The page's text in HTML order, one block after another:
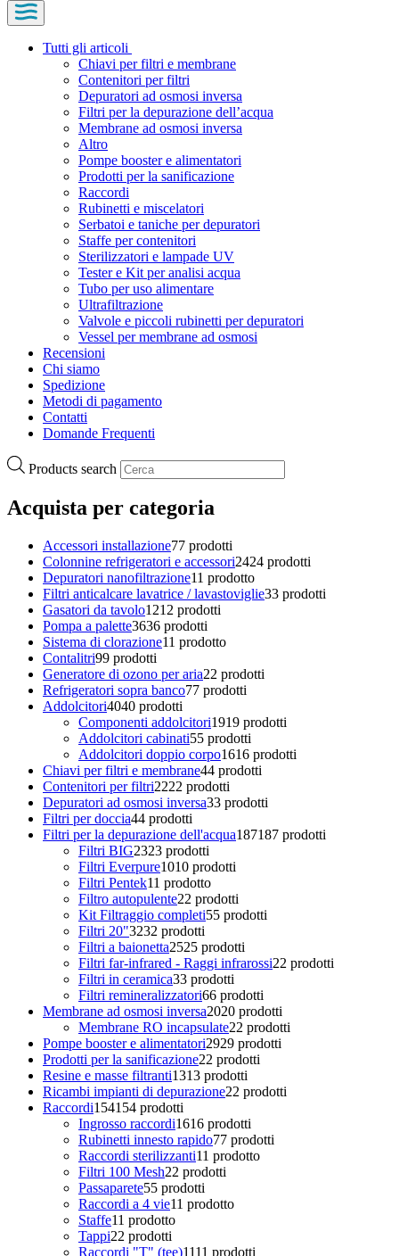
Tutti gli articoli
Chiavi per filtri e membrane
Contenitori per filtri
Depuratori ad osmosi inversa
Filtri per la depurazione dell’acqua
Membrane ad osmosi inversa
Altro
Pompe booster e alimentatori
Prodotti per la sanificazione
Raccordi
Rubinetti e miscelatori
Serbatoi e taniche per depuratori
Staffe per contenitori
Sterilizzatori e lampade UV
Tester e Kit per analisi acqua
Tubo per uso alimentare
Ultrafiltrazione
Valvole e piccoli rubinetti per depuratori
Vessel per membrane ad osmosi
Recensioni
Chi siamo
Spedizione
Metodi di pagamento
Contatti
Domande Frequenti
Products search
Acquista per categoria
Accessori installazione77 prodotti
Colonnine refrigeratori e accessori2424 prodotti
Depuratori nanofiltrazione11 prodotto
Filtri anticalcare lavatrice / lavastoviglie33 prodotti
Gasatori da tavolo1212 prodotti
Pompa a palette3636 prodotti
Sistema di clorazione11 prodotto
Contalitri99 prodotti
Generatore di ozono per aria22 prodotti
Refrigeratori sopra banco77 prodotti
Addolcitori4040 prodotti
Componenti addolcitori1919 prodotti
Addolcitori cabinati55 prodotti
Addolcitori doppio corpo1616 prodotti
Chiavi per filtri e membrane44 prodotti
Contenitori per filtri2222 prodotti
Depuratori ad osmosi inversa33 prodotti
Filtri per doccia44 prodotti
Filtri per la depurazione dell'acqua187187 prodotti
Filtri BIG2323 prodotti
Filtri Everpure1010 prodotti
Filtri Pentek11 prodotto
Filtro autopulente22 prodotti
Kit Filtraggio completi55 prodotti
Filtri 20"3232 prodotti
Filtri a baionetta2525 prodotti
Filtri far-infrared - Raggi infrarossi22 prodotti
Filtri in ceramica33 prodotti
Filtri remineralizzatori66 prodotti
Membrane ad osmosi inversa2020 prodotti
Membrane RO incapsulate22 prodotti
Pompe booster e alimentatori2929 prodotti
Prodotti per la sanificazione22 prodotti
Resine e masse filtranti1313 prodotti
Ricambi impianti di depurazione22 prodotti
Raccordi154154 prodotti
Ingrosso raccordi1616 prodotti
Rubinetti innesto rapido77 prodotti
Raccordi sterilizzanti11 prodotto
Filtri 100 Mesh22 prodotti
Passaparete55 prodotti
Raccordi a 4 vie11 prodotto
Staffe11 prodotto
Tappi22 prodotti
Raccordi "T" (tee)1111 prodotti